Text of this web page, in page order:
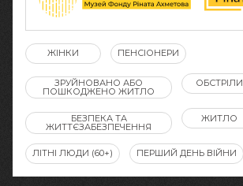
ЖІНКИ ПЕНСІОНЕРИ
ЗРУЙНОВАНО АБО
ПОШКОДЖЕНО ЖИТЛО
ОБСТРІЛИ
БЕЗПЕКА ТА
ЖИТТЄЗАБЕЗПЕЧЕННЯ
ЖИТЛО
ЛІТНІ ЛЮДИ (60+) ПЕРШИЙ ДЕНЬ ВІЙНИ